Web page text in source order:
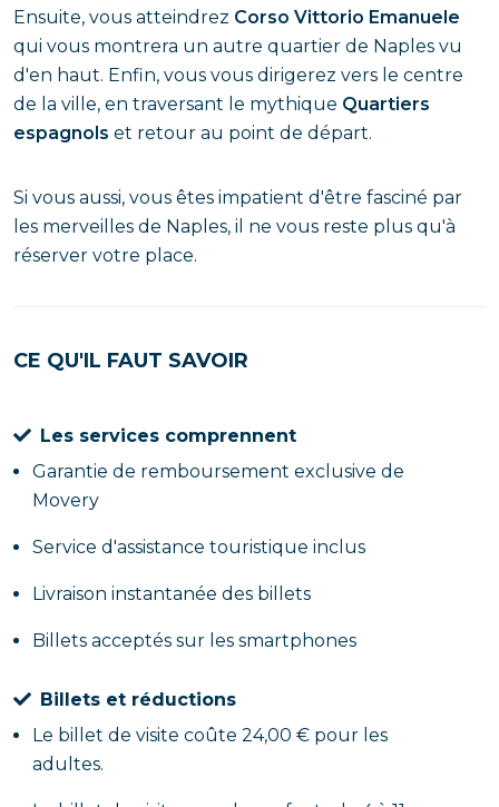
Ensuite, vous atteindrez Corso Vittorio Emanuele
qui vous montrera un autre quartier de Naples vu
d'en haut. Enfin, vous vous dirigerez vers le centre
de la ville, en traversant le mythique Quartiers
espagnols et retour au point de départ.
Si vous aussi, vous êtes impatient d'être fasciné par
les merveilles de Naples, il ne vous reste plus qu'à
réserver votre place.
CE QU'IL FAUT SAVOIR
Les services comprennent
Garantie de remboursement exclusive de
Movery
Service d'assistance touristique inclus
Livraison instantanée des billets
Billets acceptés sur les smartphones
Billets et réductions
Le billet de visite coûte 24,00 € pour les
adultes.